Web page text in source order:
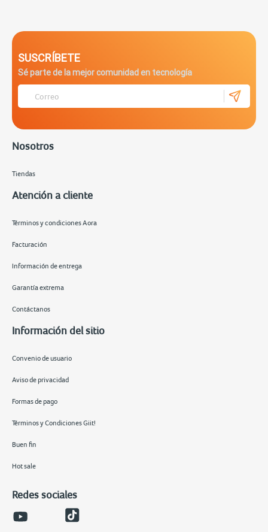
SUSCRÍBETE
Sé parte de la mejor comunidad en tecnología
Nosotros
Tiendas
Atención a cliente
Términos y condiciones Aora
Facturación
Información de entrega
Garantía extrema
Contáctanos
Información del sitio
Convenio de usuario
Aviso de privacidad
Formas de pago
Términos y Condiciones Giit!
Buen fin
Hot sale
Redes sociales